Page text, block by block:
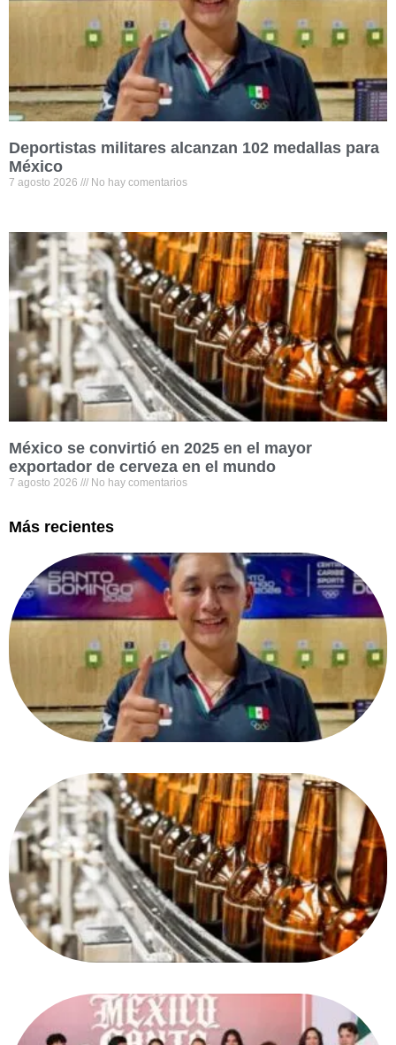
Deportistas militares alcanzan 102 medallas para
México
7 agosto 2026 No hay comentarios
México se convirtió en 2025 en el mayor
exportador de cerveza en el mundo
7 agosto 2026 No hay comentarios
Más recientes